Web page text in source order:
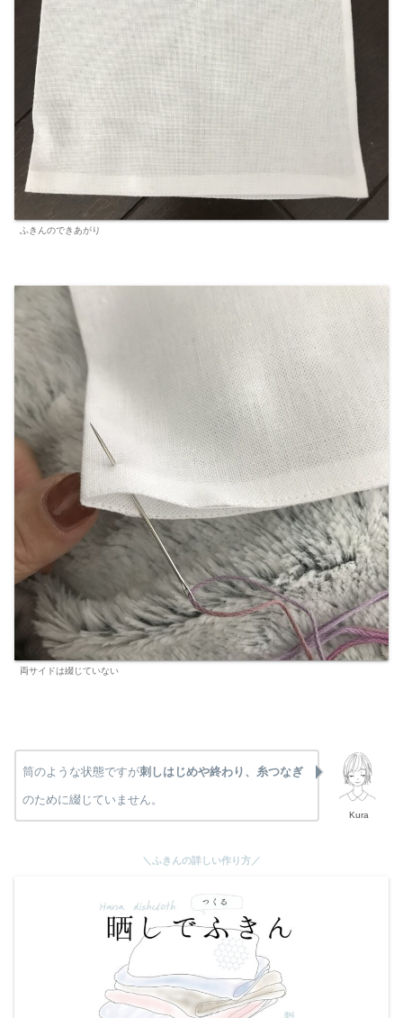
ふきんのできあがり
両サイドは綴じていない
Kura
筒のような状態ですが刺しはじめや終わり、糸つなぎ
のために綴じていません。
＼ふきんの詳しい作り方／